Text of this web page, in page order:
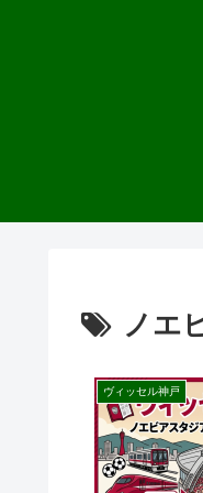
ノエ
ヴィッセル神戸